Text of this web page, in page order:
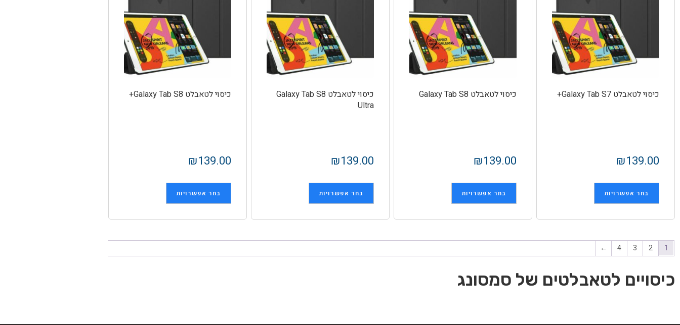
כיסוי לטאבלט Galaxy Tab S7+
₪139.00
בחר אפשרויות
כיסוי לטאבלט Galaxy Tab S8
₪139.00
בחר אפשרויות
כיסוי לטאבלט Galaxy Tab S8
Ultra
₪139.00
בחר אפשרויות
כיסוי לטאבלט Galaxy Tab S8+
₪139.00
בחר אפשרויות
1
2
3
4
←
כיסויים לטאבלטים של סמסונג